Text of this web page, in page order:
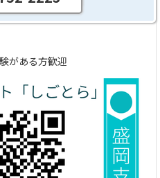
がある方歓迎